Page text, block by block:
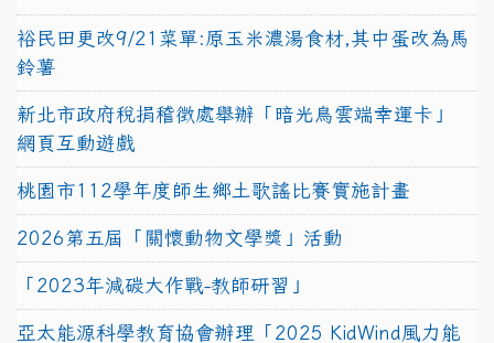
裕民田更改9/21菜單:原玉米濃湯食材,其中蛋改為馬
鈴薯
新北市政府稅捐稽徵處舉辦「暗光鳥雲端幸運卡」
網頁互動遊戲
桃園市112學年度師生鄉土歌謠比賽實施計畫
2026第五屆「關懷動物文學獎」活動
「2023年減碳大作戰-教師研習」
亞太能源科學教育協會辦理「2025 KidWind風力能